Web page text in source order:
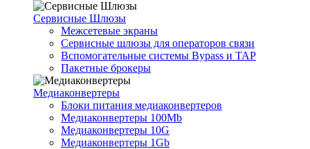
Сервисные Шлюзы
Межсетевые экраны
Сервисные шлюзы для операторов связи
Вспомогательные системы Bypass и TAP
Пакетные брокеры
Медиаконвертеры
Блоки питания медиаконвертеров
Медиаконвертеры 100Mb
Медиаконвертеры 10G
Медиаконвертеры 1Gb